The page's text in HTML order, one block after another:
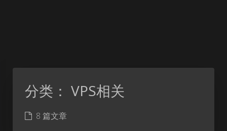
分类： VPS相关
8 篇文章